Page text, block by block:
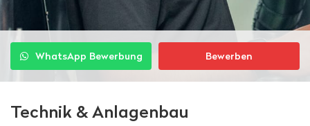
WhatsApp Bewerbung Bewerben
Technik & Anlagenbau